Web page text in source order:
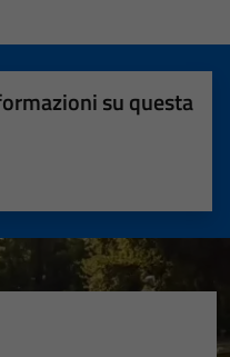
su questa
5